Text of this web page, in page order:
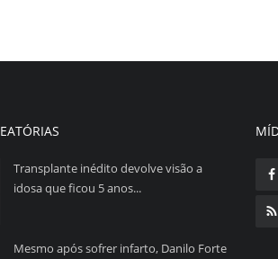
Transplante inédito devolve visão a
idosa que ficou 5 anos...
Mesmo após sofrer infarto, Danilo Forte